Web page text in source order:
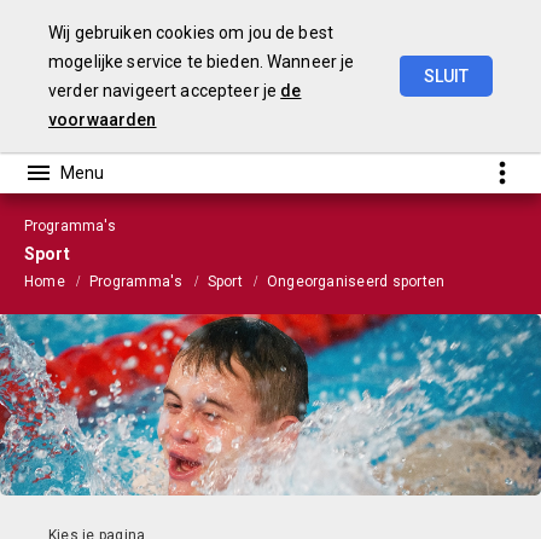
Wij gebruiken cookies om jou de best
mogelijke service te bieden. Wanneer je
verder navigeert accepteer je de
voorwaarden
SLUIT
Programma's
Sport
Home Programma's Sport Ongeorganiseerd sporten